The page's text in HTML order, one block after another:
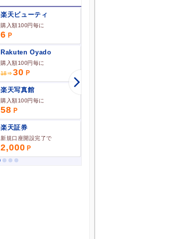
楽天ビューティ
購入額100円毎に
6
Rakuten Oyado
購入額100円毎に
18
30
楽天写真館
購入額100円毎に
58
楽天証券
新規口座開設完了で
2,000